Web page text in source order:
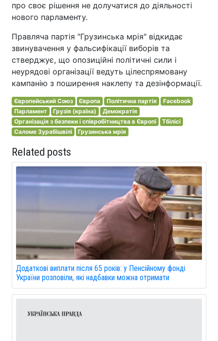
про своє рішення не долучатися до діяльності
нового парламенту.
Правляча партія "Грузинська мрія" відкидає
звинувачення у фальсифікації виборів та
стверджує, що опозиційні політичні сили і
неурядові організації ведуть цілеспрямовану
кампанію з поширення наклепу та дезінформації.
Європейський Союз Європа Політична партія
Facebook
Парламент
Грузія (країна)
Демократія
Організація з безпеки і співробітництва в Європі
Тбілісі
Саломе Зурабішвілі
Грузинська мрія
Related posts
Додаткові виплати після 65 років: у Пенсійному фонді
України розповіли, які надбавки можна отримати